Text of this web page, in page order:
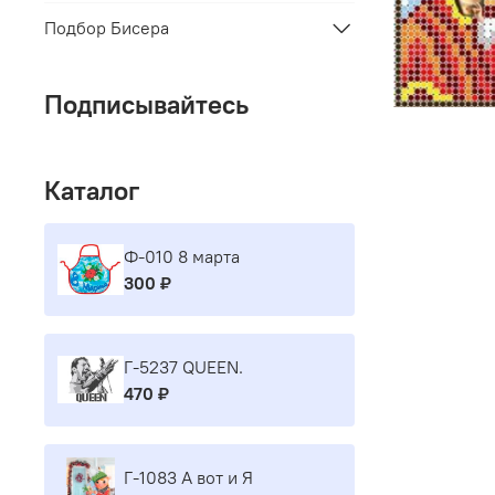
Подбор Бисера
Подписывайтесь
Каталог
Ф-010 8 марта
300 ₽
Г-5237 QUEEN.
470 ₽
Г-1083 А вот и Я